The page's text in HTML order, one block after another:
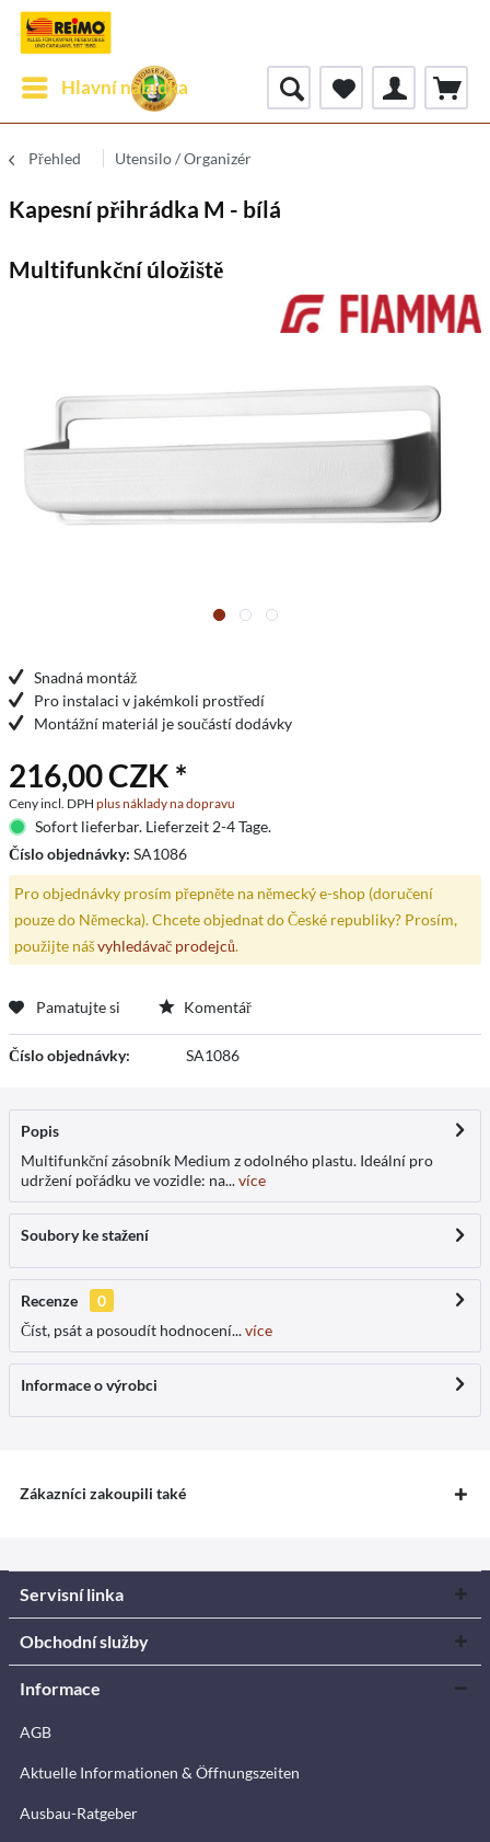
Hlavní nabídka
Přehled Utensilo / Organizér
Kapesní přihrádka M - bílá
Multifunkční úložiště
Snadná montáž
Pro instalaci v jakémkoli prostředí
Montážní materiál je součástí dodávky
216,00 CZK *
Ceny incl. DPH plus náklady na dopravu
Sofort lieferbar. Lieferzeit 2-4 Tage.
Číslo objednávky: SA1086
Pro objednávky prosím přepněte na německý e-shop (doručení
pouze do Německa). Chcete objednat do České republiky? Prosím,
použijte nášvyhledávač prodejců.
Pamatujte si Komentář
Číslo objednávky: SA1086
Popis
Multifunkční zásobník Medium z odolného plastu. Ideální pro
udržení pořádku ve vozidle: na...více
Soubory ke stažení
Recenze
0
Číst, psát a posoudít hodnocení...více
Informace o výrobci
Zákazníci zakoupili také
Servisní linka
Obchodní služby
Informace
AGB
Aktuelle Informationen & Öffnungszeiten
Ausbau-Ratgeber